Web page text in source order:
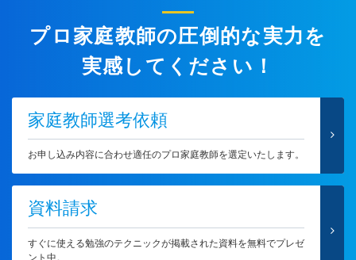
プロ家庭教師の圧倒的な実力を
実感してください！
家庭教師選考依頼
お申し込み内容に合わせ適任のプロ家庭教師を選定いたします。
資料請求
すぐに使える勉強のテクニックが掲載された資料を無料でプレゼ
ント中。